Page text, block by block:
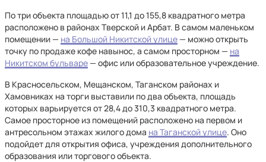
По три объекта площадью от 11,1 до 155,8 квадратного метра
расположено в районах Тверской и Арбат. В самом маленьком
помещении — на Большой Никитской улице— можно открыть
точку по продаже кофе навынос, а самом просторном — на
Никитском бульваре— офис или образовательное учреждение.
В Красносельском, Мещанском, Таганском районах и
Хамовниках на торги выставили по два объекта, площадь
которых варьируется от 28,4 до 310,3 квадратного метра.
Самое просторное из помещений расположено на первом и
антресольном этажах жилого дома на Таганской улице. Оно
подойдет для открытия офиса, учреждения дополнительного
образования или торгового объекта.